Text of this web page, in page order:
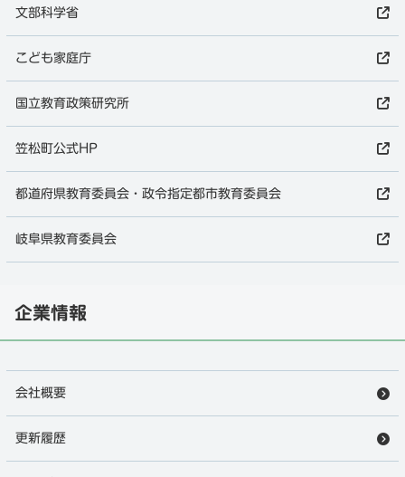
文部科学省
こども家庭庁
国立教育政策研究所
笠松町公式HP
都道府県教育委員会・政令指定都市教育委員会
岐阜県教育委員会
企業情報
会社概要
更新履歴